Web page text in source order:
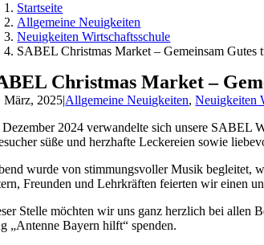
Startseite
Allgemeine Neuigkeiten
Neuigkeiten Wirtschaftsschule
SABEL Christmas Market – Gemeinsam Gutes
Christmas Market –
März, 2025|Allgemeine Neuigkeiten,Neuigkeiten
2024 verwandelte sich unsere SABEL
süße und herzhafte Leckereien sowie
wurde von stimmungsvoller Musik begleitet,
Freunden und Lehrkräften feierten wir einen
Stelle möchten wir uns ganz herzlich bei allen
„Antenne Bayern hilft“ spenden.